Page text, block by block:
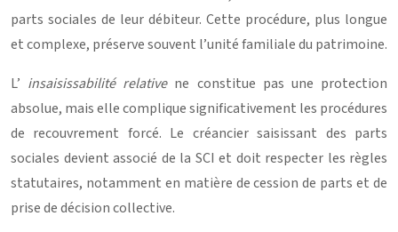
parts sociales de leur débiteur. Cette procédure, plus longue
et complexe, préserve souvent l’unité familiale du patrimoine.
L’ insaisissabilité relative ne constitue pas une protection
absolue, mais elle complique significativement les procédures
de recouvrement forcé. Le créancier saisissant des parts
sociales devient associé de la SCI et doit respecter les règles
statutaires, notamment en matière de cession de parts et de
prise de décision collective.